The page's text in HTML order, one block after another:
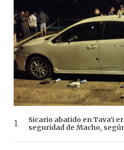
Sicario abatido en Tava’i
seguridad de Macho,